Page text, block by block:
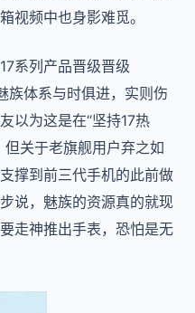
视频中也身影难觅。
系列产品晋级晋级
族体系与时俱进，实则伤
以为这是在“坚持17热
关于老旗舰用户弃之如
撑到前三代手机的此前做
说，魅族的资源真的就现
走神推出手表，恐怕是无